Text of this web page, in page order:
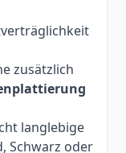
zusätzlich
langlebige
Schwarz oder